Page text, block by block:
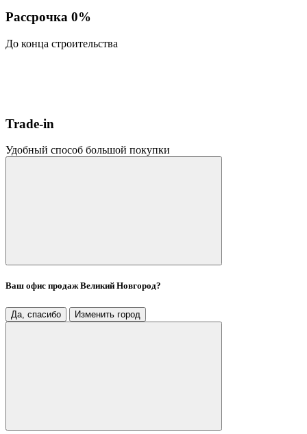
Рассрочка 0%
До конца строительства
Trade-in
Удобный способ большой покупки
Ваш офис продажВеликий Новгород?
Да, спасибо Изменить город